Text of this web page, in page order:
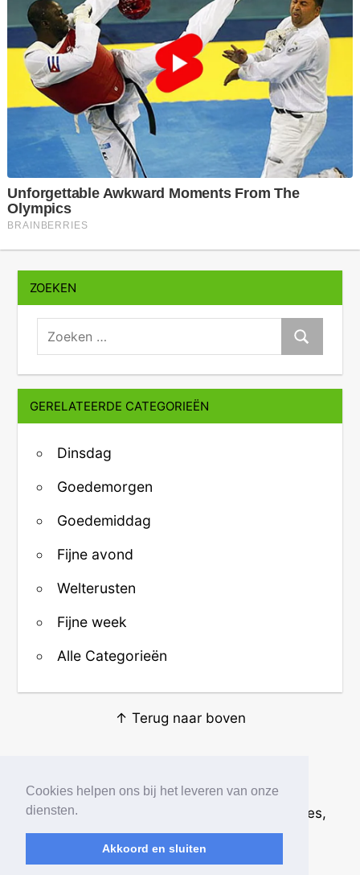
Cookies helpen ons bij het leveren van onze
diensten.
Akkoord en sluiten
ZOEKEN
zoeken:
Zoeken
GERELATEERDE CATEGORIEËN
Dinsdag
Goedemorgen
Goedemiddag
Fijne avond
Welterusten
Fijne week
Alle Categorieën
↑ Terug naar boven
© 2026
· Plaatjes, animaties,
afbeeldingen en fotos